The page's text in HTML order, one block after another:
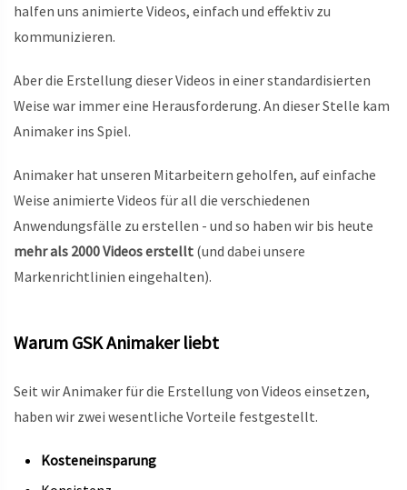
halfen uns animierte Videos, einfach und effektiv zu
kommunizieren.
Aber die Erstellung dieser Videos in einer standardisierten
Weise war immer eine Herausforderung. An dieser Stelle kam
Animaker ins Spiel.
Animaker hat unseren Mitarbeitern geholfen, auf einfache
Weise animierte Videos für all die verschiedenen
Anwendungsfälle zu erstellen - und so haben wir bis heute
mehr als 2000 Videos erstellt (und dabei unsere
Markenrichtlinien eingehalten).
Warum GSK Animaker liebt
Seit wir Animaker für die Erstellung von Videos einsetzen,
haben wir zwei wesentliche Vorteile festgestellt.
Kosteneinsparung